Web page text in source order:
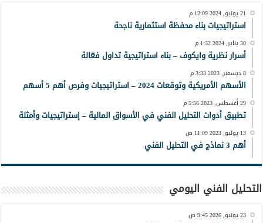
21 يونيو, 2024 12:09 م
استراتيجيات بناء محفظة استثمارية ناجحة
30 يناير, 2024 1:32 م
أسرار نظرية وايكوف – بناء استراتيجية تداول فعّالة
8 ديسمبر, 2023 3:33 م
الأسهم الأمريكية وتوقعات 2024 – استراتيجيات وفرص أهم 5 أسهم
29 أغسطس, 2023 5:56 م
تطبيق أدوات التحليل الفني في الأسواق المالية – إستراتيجيات وأمثلة
13 يوليو, 2023 11:09 ص
أهم 3 نماذج في التحليل الفني
التحليل الفني اليومي
23 يونيو, 2026 9:45 ص